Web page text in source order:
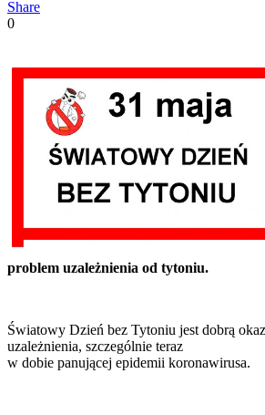
Share
0
problem uzależnienia od tytoniu.
Światowy Dzień bez Tytoniu jest dobrą
uzależnienia, szczególnie teraz
w dobie panującej epidemii koronawirusa.